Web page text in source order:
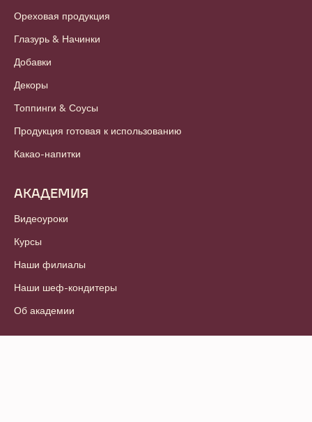
Ореховая продукция
Глазурь & Начинки
Добавки
Декоры
Топпинги & Соусы
Продукция готовая к использованию
Какао-напитки
АКАДЕМИЯ
Видеоуроки
Курсы
Наши филиалы
Наши шеф-кондитеры
Об академии